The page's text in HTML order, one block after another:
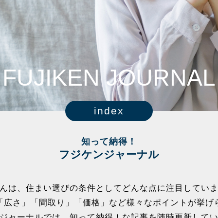
FUJIKEN JOURNAL
index
知って納得！
フジケンジャーナル
は、住まい選びの条件としてどんな点に注目してい
広さ」「間取り」「価格」など様々なポイントが挙げ